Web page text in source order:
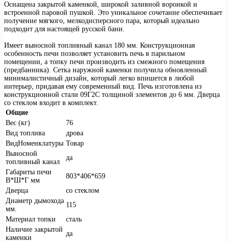
Оснащена закрытой каменкой, широкой заливной воронкой и
встроенной паровой пушкой. Это уникальное сочетание обеспечивает
получение мягкого, мелкодисперсного пара, который идеально
подходит для настоящей русской бани.
Имеет выносной топливный канал 180 мм. Конструкционная
особенность печи позволяет установить печь в парильном
помещении, а топку печи производить из смежного помещения
(предбанника). Сетка наружной каменки получила обновленный
минималистичный дизайн, который легко впишется в любой
интерьер, придавая ему современный вид. Печь изготовлена из
конструкционной стали 09Г2С толщиной элементов до 6 мм. Дверца
со стеклом входит в комплект.
Общие
Вес (кг)
76
Вид топлива
дрова
ВидНоменклатуры Товар
Выносной
топливный канал
да
Габариты печи
В*Ш*Г мм
803*406*659
Дверца
со стеклом
Диаметр дымохода
мм.
115
Материал топки
сталь
Наличие закрытой
каменки
да